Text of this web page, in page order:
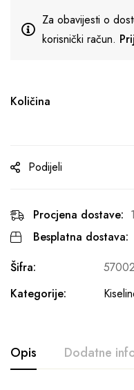
Za obavijesti o
korisnički račun.
Količina
Podijeli
Procjena dostave:
Besplatna dostava:
Šifra:
57002
Kategorije:
Opis Dodatne